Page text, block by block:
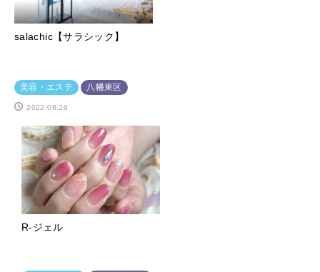
salachic【サラシック】
美容・エステ 八幡東区
2022.08.29
R-ジェル